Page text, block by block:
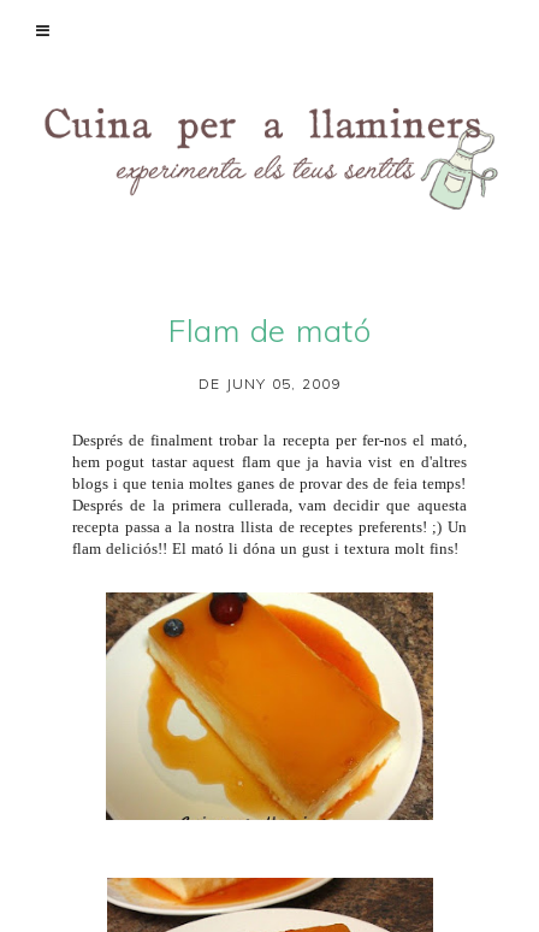
Flam de mató
DE JUNY 05, 2009
Després de finalment trobar la recepta per fer-nos el mató
hem pogut tastar aquest flam que ja havia vist en d'altres
blogs i que tenia moltes ganes de provar des de feia temps!
Després de la primera cullerada, vam decidir que aquesta
recepta passa a la nostra llista de receptes preferents! ;) Un
flam deliciós!! El mató li dóna un gust i textura molt fins!